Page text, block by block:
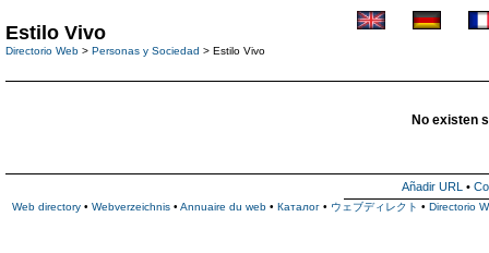
Estilo Vivo
Directorio Web > Personas y Sociedad > Estilo Vivo
No existen
Añadir URL •
Web directory • Webverzeichnis • Annuaire du web • Каталог • ウェブディレクト • Directorio